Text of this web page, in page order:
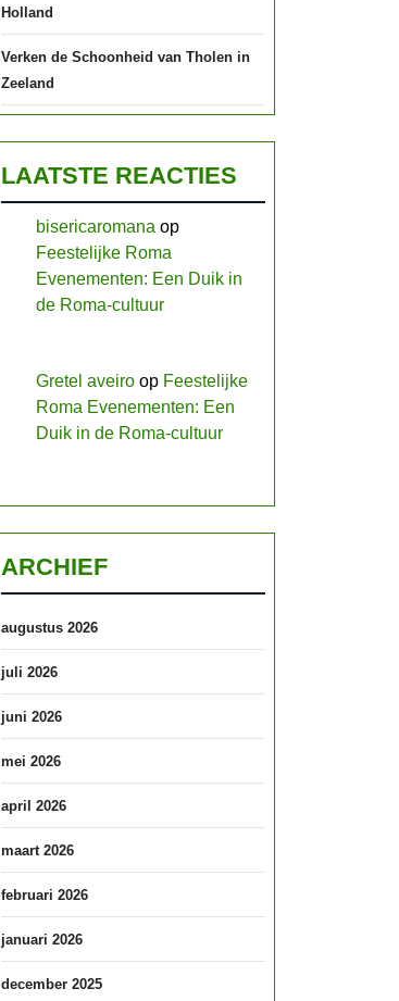
Holland
Verken de Schoonheid van Tholen in
Zeeland
LAATSTE REACTIES
bisericaromana op
Feestelijke Roma
Evenementen: Een Duik in
de Roma-cultuur
Gretel aveiro op Feestelijke
Roma Evenementen: Een
Duik in de Roma-cultuur
ARCHIEF
augustus 2026
juli 2026
juni 2026
mei 2026
april 2026
maart 2026
februari 2026
januari 2026
december 2025